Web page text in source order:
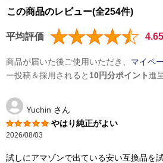
この商品のレビュー(全254件)
平均評価 4.65
商品が届いた後ご使用いただき、 マイペ
ー投稿＆採用されると 10円分ポイント進
Yuchin さん
やはり純正がよい
2026/08/03
試しにアマゾンで出ている安い互換品を